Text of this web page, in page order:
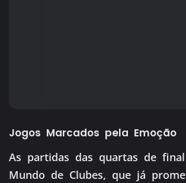
Jogos Marcados pela Emoção
As partidas das quartas de
Mundo de Clubes, que já